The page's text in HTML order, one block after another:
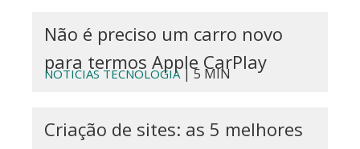
Não é preciso um carro novo
para termos Apple CarPlay
NOTICIAS TECNOLOGIA| 5 MIN
Criação de sites: as 5 melhores